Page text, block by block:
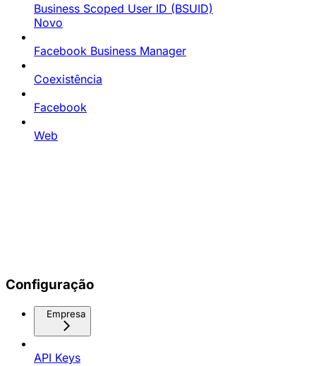
Business Scoped User ID (BSUID)
Novo
Facebook Business Manager
Coexistência
Facebook
Web
Configuração
Empresa
API Keys